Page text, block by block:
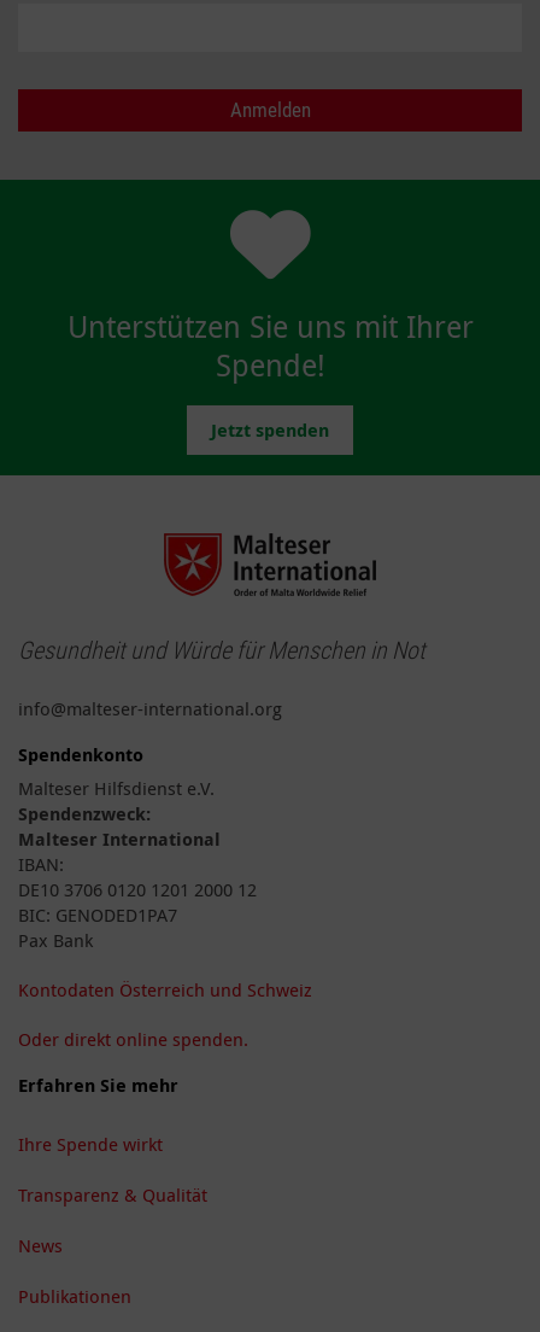
Unterstützen Sie uns mit Ihrer
Spende!
Jetzt spenden
Gesundheit und Würde für Menschen in Not
info@malteser-international.org
Spendenkonto
Malteser Hilfsdienst e.V.
Spendenzweck:
Malteser International
IBAN:
DE10 3706 0120 1201 2000 12
BIC: GENODED1PA7
Pax Bank
Kontodaten Österreich und Schweiz
Oder direkt online spenden.
Erfahren Sie mehr
Ihre Spende wirkt
Transparenz & Qualität
News
Publikationen